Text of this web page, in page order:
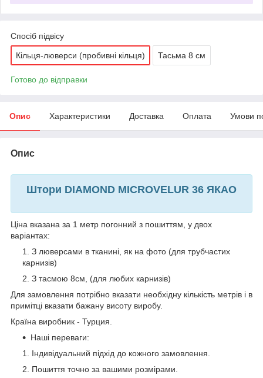
Спосіб підвісу
Кільця-люверси (пробивні кільця) Тасьма 8 см
Готово до відправки
Опис Характеристики Доставка Оплата Умови
Опис
Штори DIAMOND MICROVELUR 36 ЯКАО
Ціна вказана за 1 метр погонний з пошиттям, у двох
варіантах:
З люверсами в тканині, як на фото (для трубчастих
карнизів)
З тасмою 8см, (для любих карнизів)
Для замовлення потрібно вказати необхідну кількість метрів і в
примітці вказати бажану висоту виробу.
Країна виробник - Турция.
Наші переваги:
Індивідуальний підхід до кожного замовлення.
Пошиття точно за вашими розмірами.